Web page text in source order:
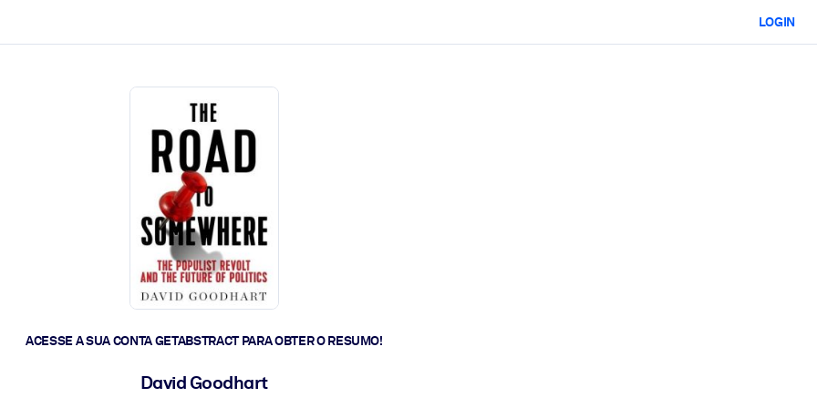
LOGIN
ACESSE A SUA CONTA GETABSTRACT PARA OBTER O RESUMO!
David Goodhart